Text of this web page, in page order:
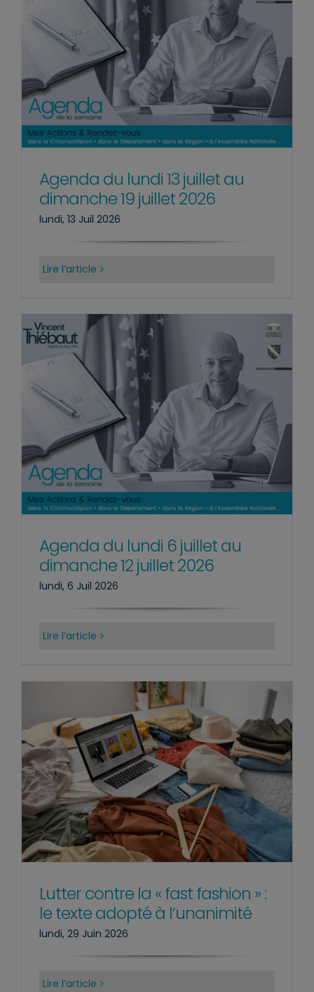
Agenda du lundi 13 juillet au
dimanche 19 juillet 2026
lundi, 13 Juil 2026
Lire l’article
Agenda du lundi 6 juillet au
dimanche 12 juillet 2026
lundi, 6 Juil 2026
Lire l’article
Lutter contre la « fast fashion » :
le texte adopté à l’unanimité
lundi, 29 Juin 2026
Lire l’article